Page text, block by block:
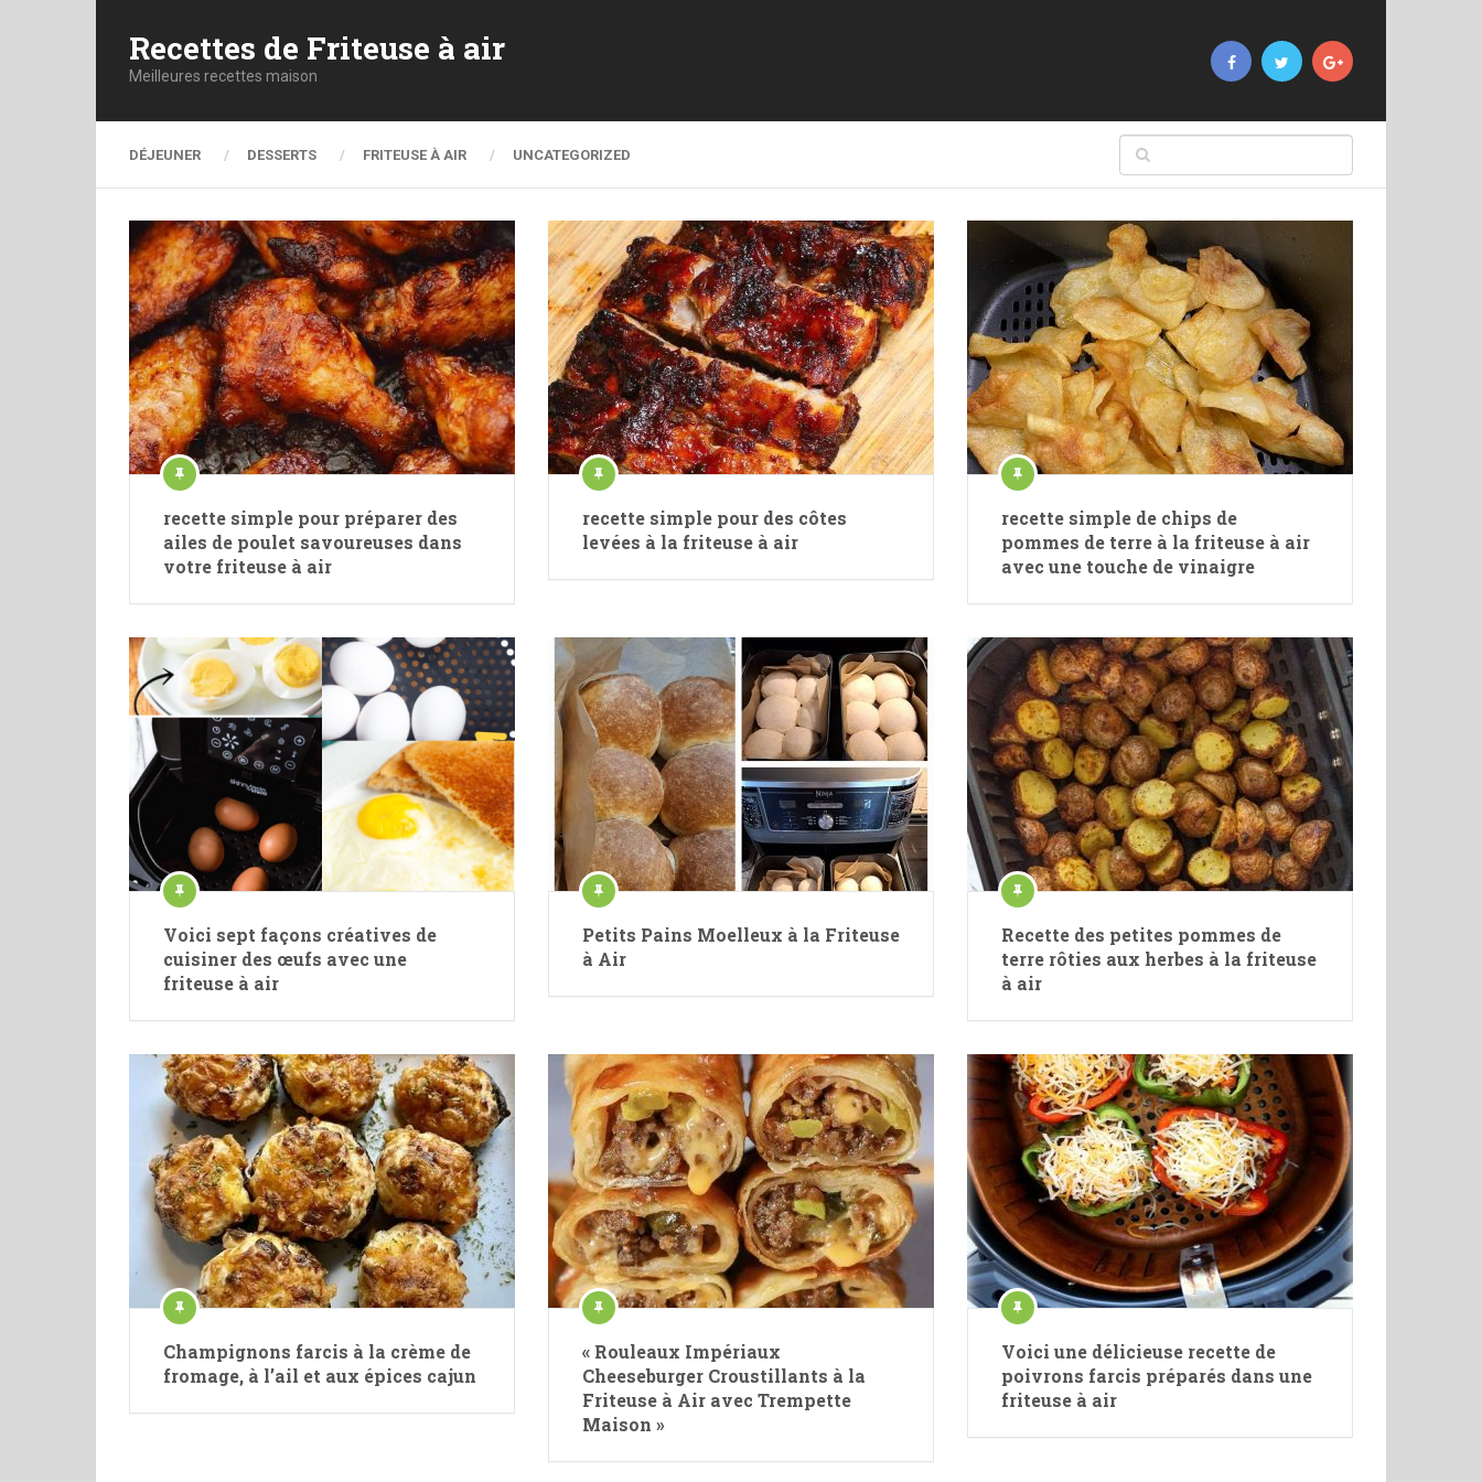
Recettes de Friteuse à air
Meilleures recettes maison
DÉJEUNER DESSERTS FRITEUSE À AIR UNCATEGORIZED
recette simple pour préparer des
ailes de poulet savoureuses dans
votre friteuse à air
recette simple pour des côtes
levées à la friteuse à air
recette simple de chips de
pommes de terre à la friteuse à air
avec une touche de vinaigre
Voici sept façons créatives de
cuisiner des œufs avec une
friteuse à air
Petits Pains Moelleux à la Friteuse
à Air
Recette des petites pommes de
terre rôties aux herbes à la friteuse
à air
Champignons farcis à la crème de
fromage, à l’ail et aux épices cajun
« Rouleaux Impériaux
Cheeseburger Croustillants à la
Friteuse à Air avec Trempette
Maison »
Voici une délicieuse recette de
poivrons farcis préparés dans une
friteuse à air